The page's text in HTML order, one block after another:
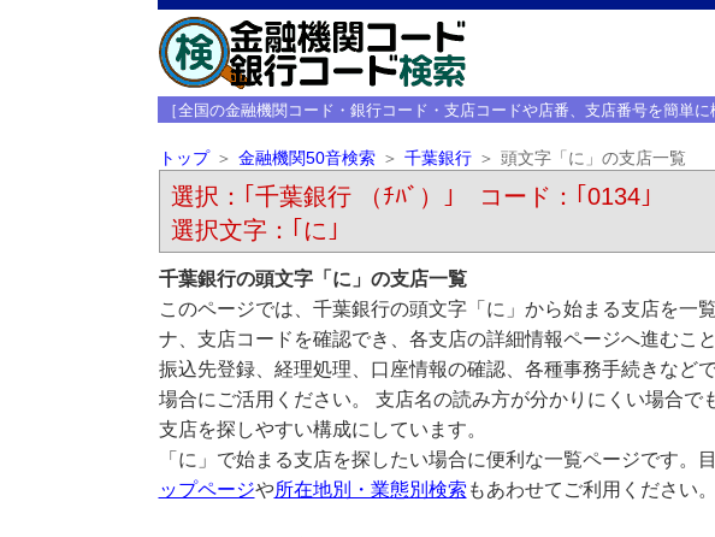
［全国の金融機関コード・銀行コード・支店コードや店番、支店番号を簡単に
トップ 金融機関50音検索 千葉銀行 頭文字「に」の支店一覧
選択：｢千葉銀行 （ﾁﾊﾞ）｣ コード：｢0134｣
選択文字：｢に｣
千葉銀行の頭文字「に」の支店一覧
このページでは、千葉銀行の頭文字「に」から始まる支店を一
ナ、支店コードを確認でき、各支店の詳細情報ページへ進むこと
振込先登録、経理処理、口座情報の確認、各種事務手続きなど
場合にご活用ください。 支店名の読み方が分かりにくい場合で
支店を探しやすい構成にしています。
「に」で始まる支店を探したい場合に便利な一覧ページです。
ップページや所在地別・業態別検索 もあわせてご利用ください。